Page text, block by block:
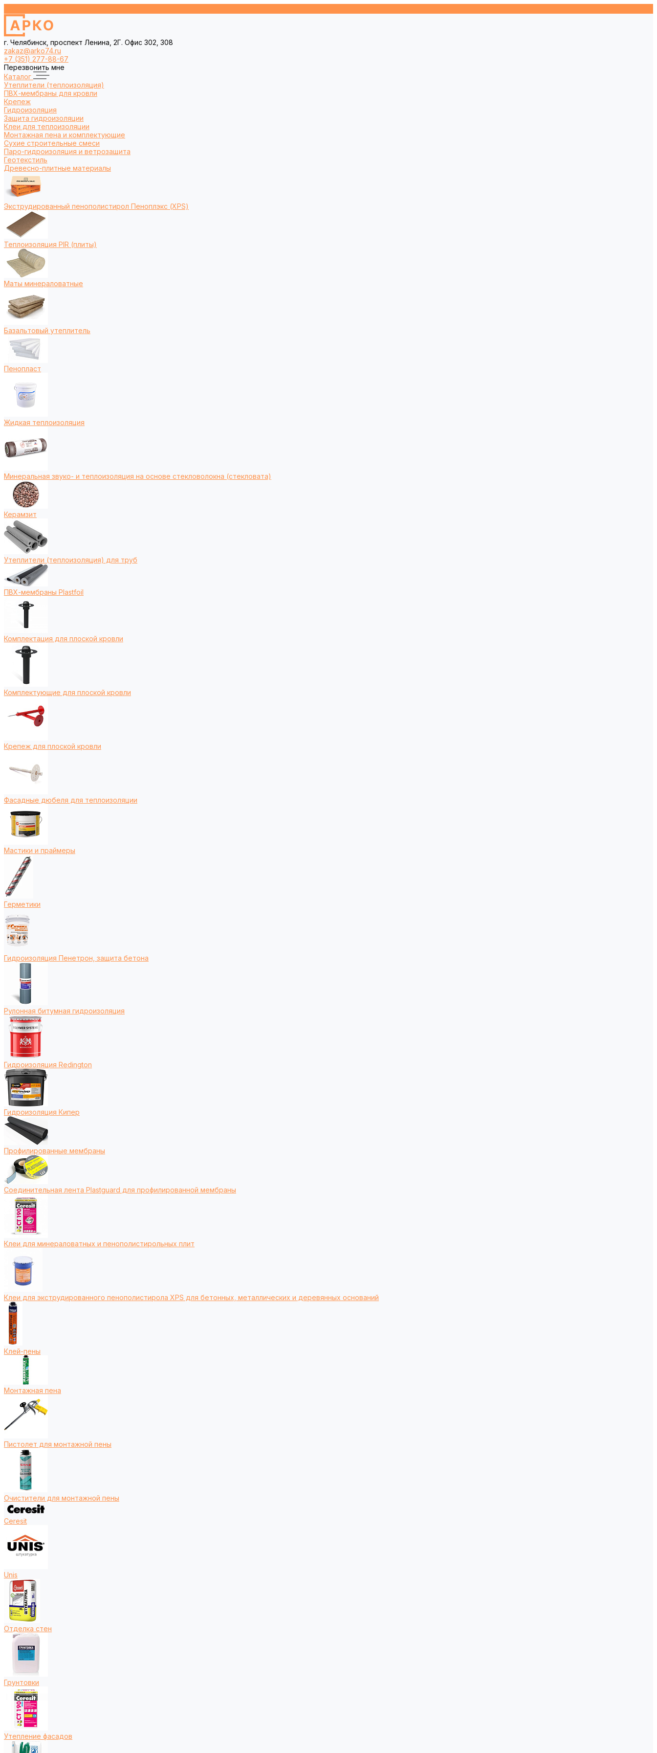
г. Челябинск, проспект Ленина, 2Г. Офис 302, 308
zakaz@arko74.ru
+7 (351) 277-88-67
Перезвонить мне
Каталог
Утеплители (теплоизоляция)
ПВХ-мембраны для кровли
Крепеж
Гидроизоляция
Защита гидроизоляции
Клеи для теплоизоляции
Монтажная пена и комплектующие
Сухие строительные смеси
Паро-гидроизоляция и ветрозащита
Геотекстиль
Древесно-плитные материалы
Экструдированный пенополистирол Пеноплэкс (XPS)
Теплоизоляция PIR (плиты)
Маты минераловатные
Базальтовый утеплитель
Пенопласт
Жидкая теплоизоляция
Минеральная звуко- и теплоизоляция на основе стекловолокна (стекловата)
Керамзит
Утеплители (теплоизоляция) для труб
ПВХ-мембраны Plastfoil
Комплектация для плоской кровли
Комплектующие для плоской кровли
Крепеж для плоской кровли
Фасадные дюбеля для теплоизоляции
Мастики и праймеры
Герметики
Гидроизоляция Пенетрон, защита бетона
Рулонная битумная гидроизоляция
Гидроизоляция Redington
Гидроизоляция Кипер
Профилированные мембраны
Соединительная лента Plastguard для профилированной мембраны
Клеи для минераловатных и пенополистирольных плит
Клеи для экструдированного пенополистирола XPS для бетонных, металлических и деревянных оснований
Клей-пены
Монтажная пена
Пистолет для монтажной пены
Очистители для монтажной пены
Ceresit
Unis
Отделка стен
Грунтовки
Утепление фасадов